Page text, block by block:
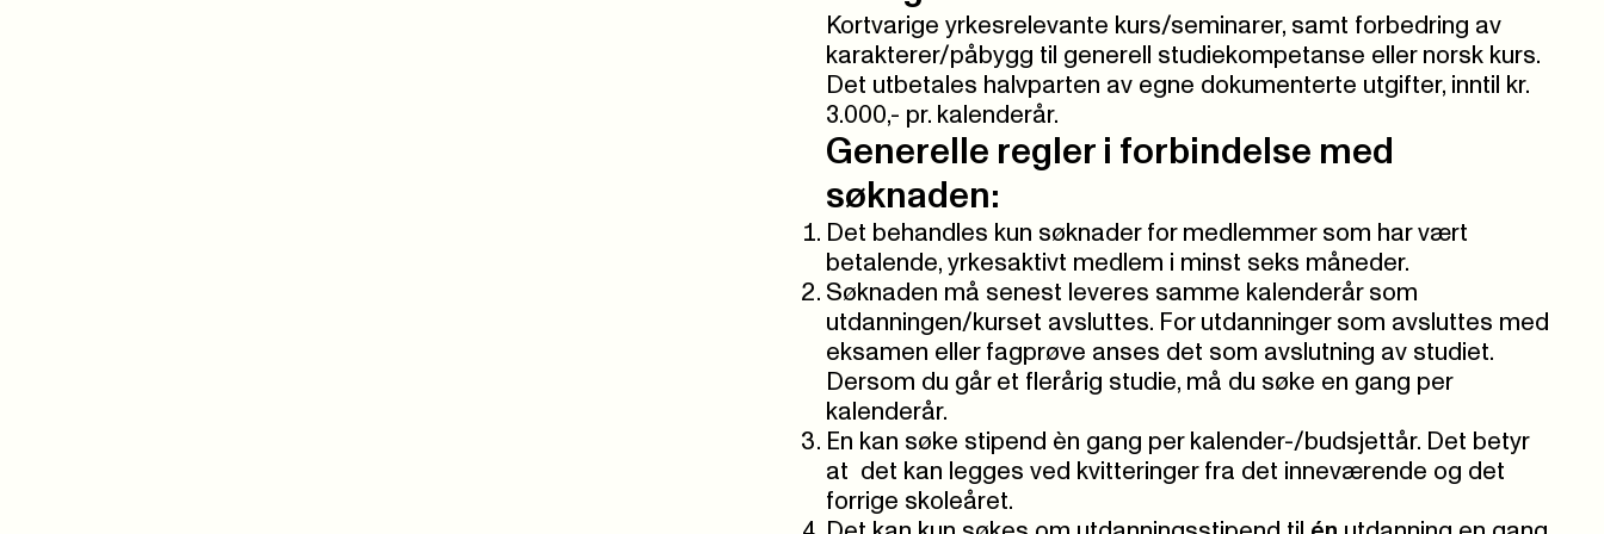
Kortvarige yrkesrelevante kurs/seminarer, samt forbedring av
karakterer/påbygg til generell studiekompetanse eller norsk kurs.
Det utbetales halvparten av egne dokumenterte utgifter, inntil kr.
3.000,- pr. kalenderår.
Generelle regler i forbindelse med
søknaden:
Det behandles kun søknader for medlemmer som har vært
betalende, yrkesaktivt medlem i minst seks måneder.
Søknaden må senest leveres samme kalenderår som
utdanningen/kurset avsluttes. For utdanninger som avsluttes med
eksamen eller fagprøve anses det som avslutning av studiet.
Dersom du går et flerårig studie, må du søke en gang per
kalenderår.
En kan søke stipend èn gang per kalender-/budsjettår. Det betyr
at det kan legges ved kvitteringer fra det inneværende og det
forrige skoleåret.